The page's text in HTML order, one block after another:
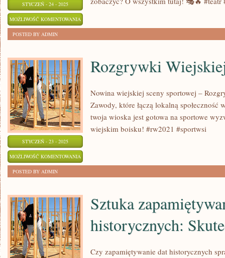
STYCZEŃ - 24 - 2025
MOŻLIWOŚĆ KOMENTOWANIA
POLSCE:
SPRAWDŹ,
DZIEJE!
ZOSTAŁA WYŁĄCZONA
POSTED BY ADMIN
STYCZEŃ - 23 - 2025
MOŻLIWOŚĆ KOMENTOWANIA
ZOSTAŁA WYŁĄCZONA
Rozgrywki
Nowina wiejskiej sceny sportowej –
Zawody, które łączą lokalną
twoja wioska jest gotowa na sportowe
wiejskim boisku! #rw2021 #sportwsi
POSTED BY ADMIN
Sztuka
historycznych:
Czy zapamiętywanie dat historycznych